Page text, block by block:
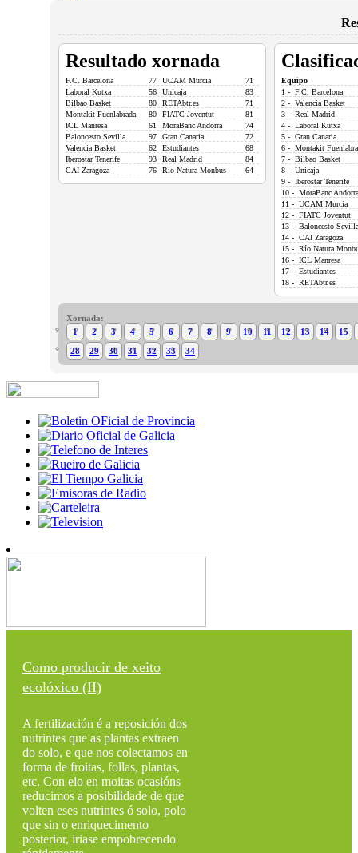
Resultado xornada
F.C. Barcelona 77 UCAM Murcia
71
Laboral Kutxa
56 Unicaja
83
Bilbao Basket
80 RETAbtr.es
71
Montakit Fuenlabrada
80 FIATC Joventut
81
ICL Manresa
61 MoraBanc Andorra
74
Baloncesto Sevilla
97 Gran Canaria
72
Valencia Basket
62 Estudiantes
68
Iberostar Tenerife
93 Real Madrid
84
CAI Zaragoza
76 Río Natura Monbus 64
Equipo
1 - F.C. Barcelona
2 - Valencia Basket
3 - Real Madrid
4 - Laboral Kutxa
5 - Gran Canaria
6 - Montakit
7 - Bilbao Basket
8 - Unicaja
9 - Iberostar Tenerife
10 - MoraBanc Andorra
11 - UCAM Murcia
12 - FIATC Joventut
13 - Baloncesto Sevilla
14 - CAI Zaragoza
15 - Río Natura
16 - ICL Manresa
17 - Estudiantes
18 - RETAbtr.es
Xornada:
1
2 3 4 5 6 7 8 9 10 11 12 13 14
15
28
29 30 31 32 33 34
Como producir de xeito
ecolóxico (II)
A fertilización é a reposición dos
nutrintes que as plantas extraen
do solo, e que nos colectamos en
forma de froitas, follas, plantas,
etc. Con elo en moitas ocasións
reducimos a posibilidade de que
volten eses nutrintes ó solo, polo
que sin o enriquecimento
posterior, iriase empobrecendo